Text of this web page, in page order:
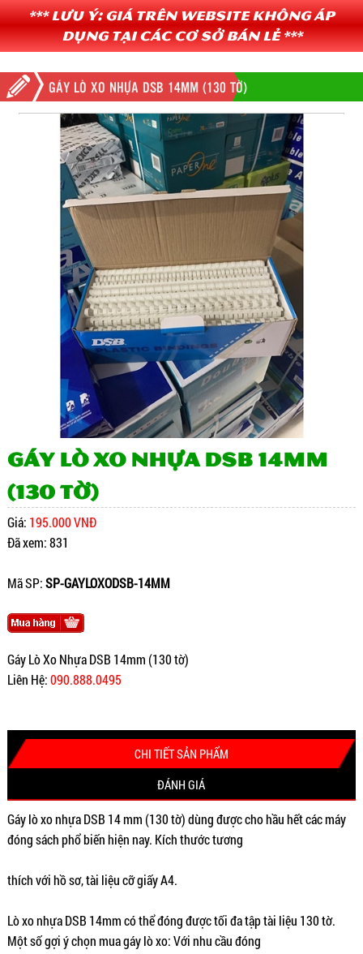
*** Lưu ý: Giá trên website không áp
dụng tại các cơ sở bán lẻ ***
GÁY LÒ XO NHỰA DSB 14MM (130 TỜ)
Gáy Lò Xo Nhựa DSB 14mm
(130 tờ)
Giá: 195.000 VNĐ
Đã xem: 831
Mã SP:SP-GAYLOXODSB-14MM
Gáy Lò Xo Nhựa DSB 14mm (130 tờ)
Liên Hệ:090.888.0495
CHI TIẾT SẢN PHẨM
ĐÁNH GIÁ
Gáy lò xo nhựa DSB 14 mm (130 tờ) dùng được cho hầu hết các máy
đóng sách phổ biến hiện nay. Kích thước tương
thích với hồ sơ, tài liệu cỡ giấy A4.
Lò xo nhựa DSB 14mm có thể đóng được tối đa tập tài liệu 130 tờ.
Một số gợi ý chọn mua gáy lò xo: Với nhu cầu đóng